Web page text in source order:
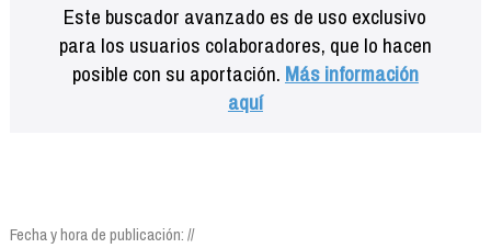
Este buscador avanzado es de uso exclusivo
para los usuarios colaboradores, que lo hacen
posible con su aportación. Más información
aquí
Fecha y hora de publicación: //